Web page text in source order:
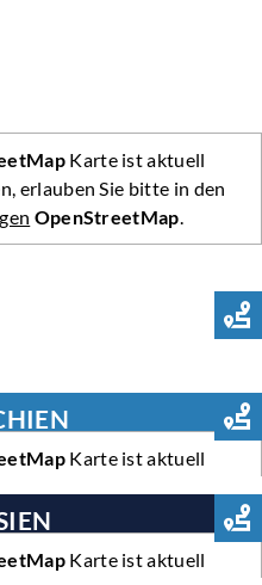
Karte ist aktuell
erlauben Sie bitte in den
OpenStreetMap.
Karte ist aktuell
OpenStreetMap
Karte ist aktuell